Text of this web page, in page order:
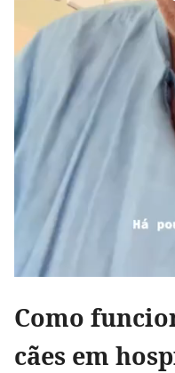
Como
cães em